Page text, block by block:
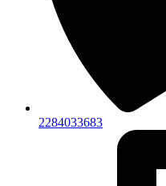
2284033683